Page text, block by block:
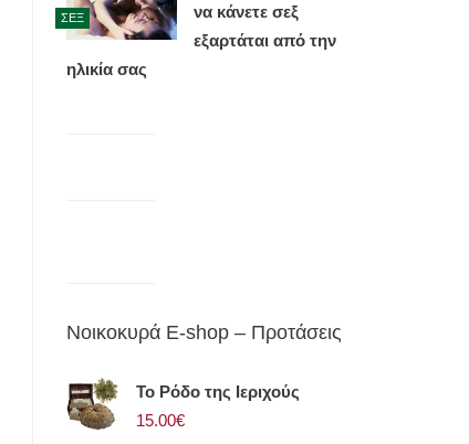
ΣΕΞ
να κάνετε σεξ
εξαρτάται από την
ηλικία σας
Νοικοκυρά E-shop – Προτάσεις
Το Ρόδο της Ιεριχούς
15.00€